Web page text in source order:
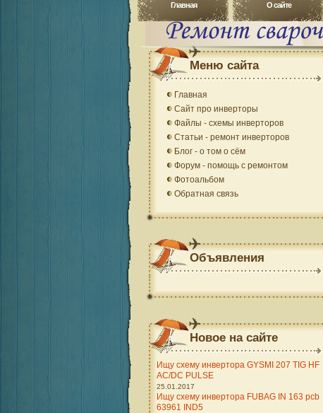
Главная O сайте
Меню сайта
Главная
Сайт про инверторы
Файлы - схемы инверторов
Статьи - ремонт инверторов
Блог - о том о сём
Форум - помощь с ремонтом
Фотоальбом
Обратная связь
Объявления
Новое на сайте
Ищу схему инвертора GYSMI 207 TIG HF
AC/DC PULSE
25.01.2017
Ищу схему инвертора FUBAG IN 163 pcb
63961 IND5